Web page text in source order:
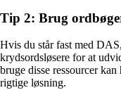
Tip 2: Brug
Hvis du står fast med
krydsordsløsere for at
bruge disse ressourcer
rigtige løsning.